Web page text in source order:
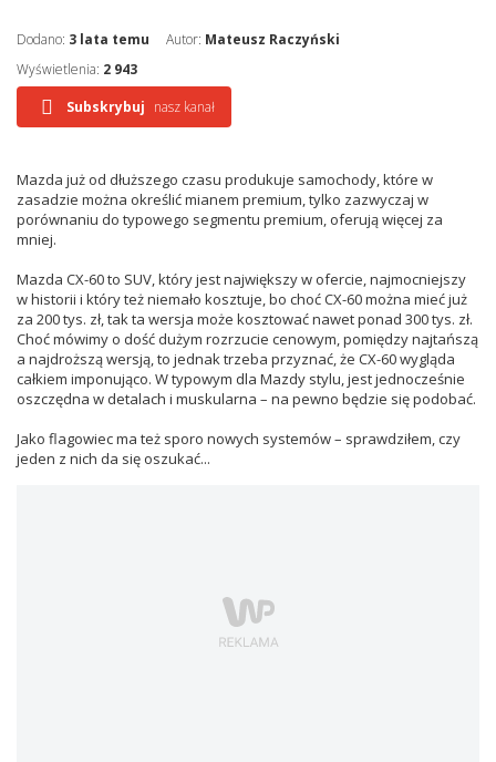
Dodano: 3 lata temu Autor: Mateusz Raczyński
Wyświetlenia: 2 943
Subskrybuj nasz kanał
Mazda już od dłuższego czasu produkuje samochody, które w
zasadzie można określić mianem premium, tylko zazwyczaj w
porównaniu do typowego segmentu premium, oferują więcej za
mniej.
Mazda CX-60 to SUV, który jest największy w ofercie, najmocniejszy
w historii i który też niemało kosztuje, bo choć CX-60 można mieć już
za 200 tys. zł, tak ta wersja może kosztować nawet ponad 300 tys. zł.
Choć mówimy o dość dużym rozrzucie cenowym, pomiędzy najtańszą
a najdroższą wersją, to jednak trzeba przyznać, że CX-60 wygląda
całkiem imponująco. W typowym dla Mazdy stylu, jest jednocześnie
oszczędna w detalach i muskularna – na pewno będzie się podobać.
Jako flagowiec ma też sporo nowych systemów – sprawdziłem, czy
jeden z nich da się oszukać...